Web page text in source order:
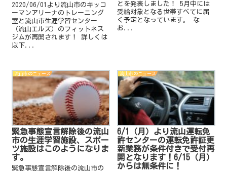
2020/06/01より流山市のキッコ
ーマンアリーナのトレーニング
室と流山市生涯学習センター
（流山エルズ）のフィットネス
ジムが再開されます！ 詳しくは
以下...
とを発表しました！ 5月中には
受給対象となる世帯すべてに届
く予定となっています。 な
お...
流山市のニュース
緊急事態宣言解除後の流山
市の生涯学習施設、スポー
ツ施設はこのようになりま
す。
緊急事態宣言解除後の流山市の
流山市のニュース
6/1（月）より流山運転免
許センターの運転免許証更
新業務が条件付きで受付再
開となります！6/15（月）
からは無条件に！